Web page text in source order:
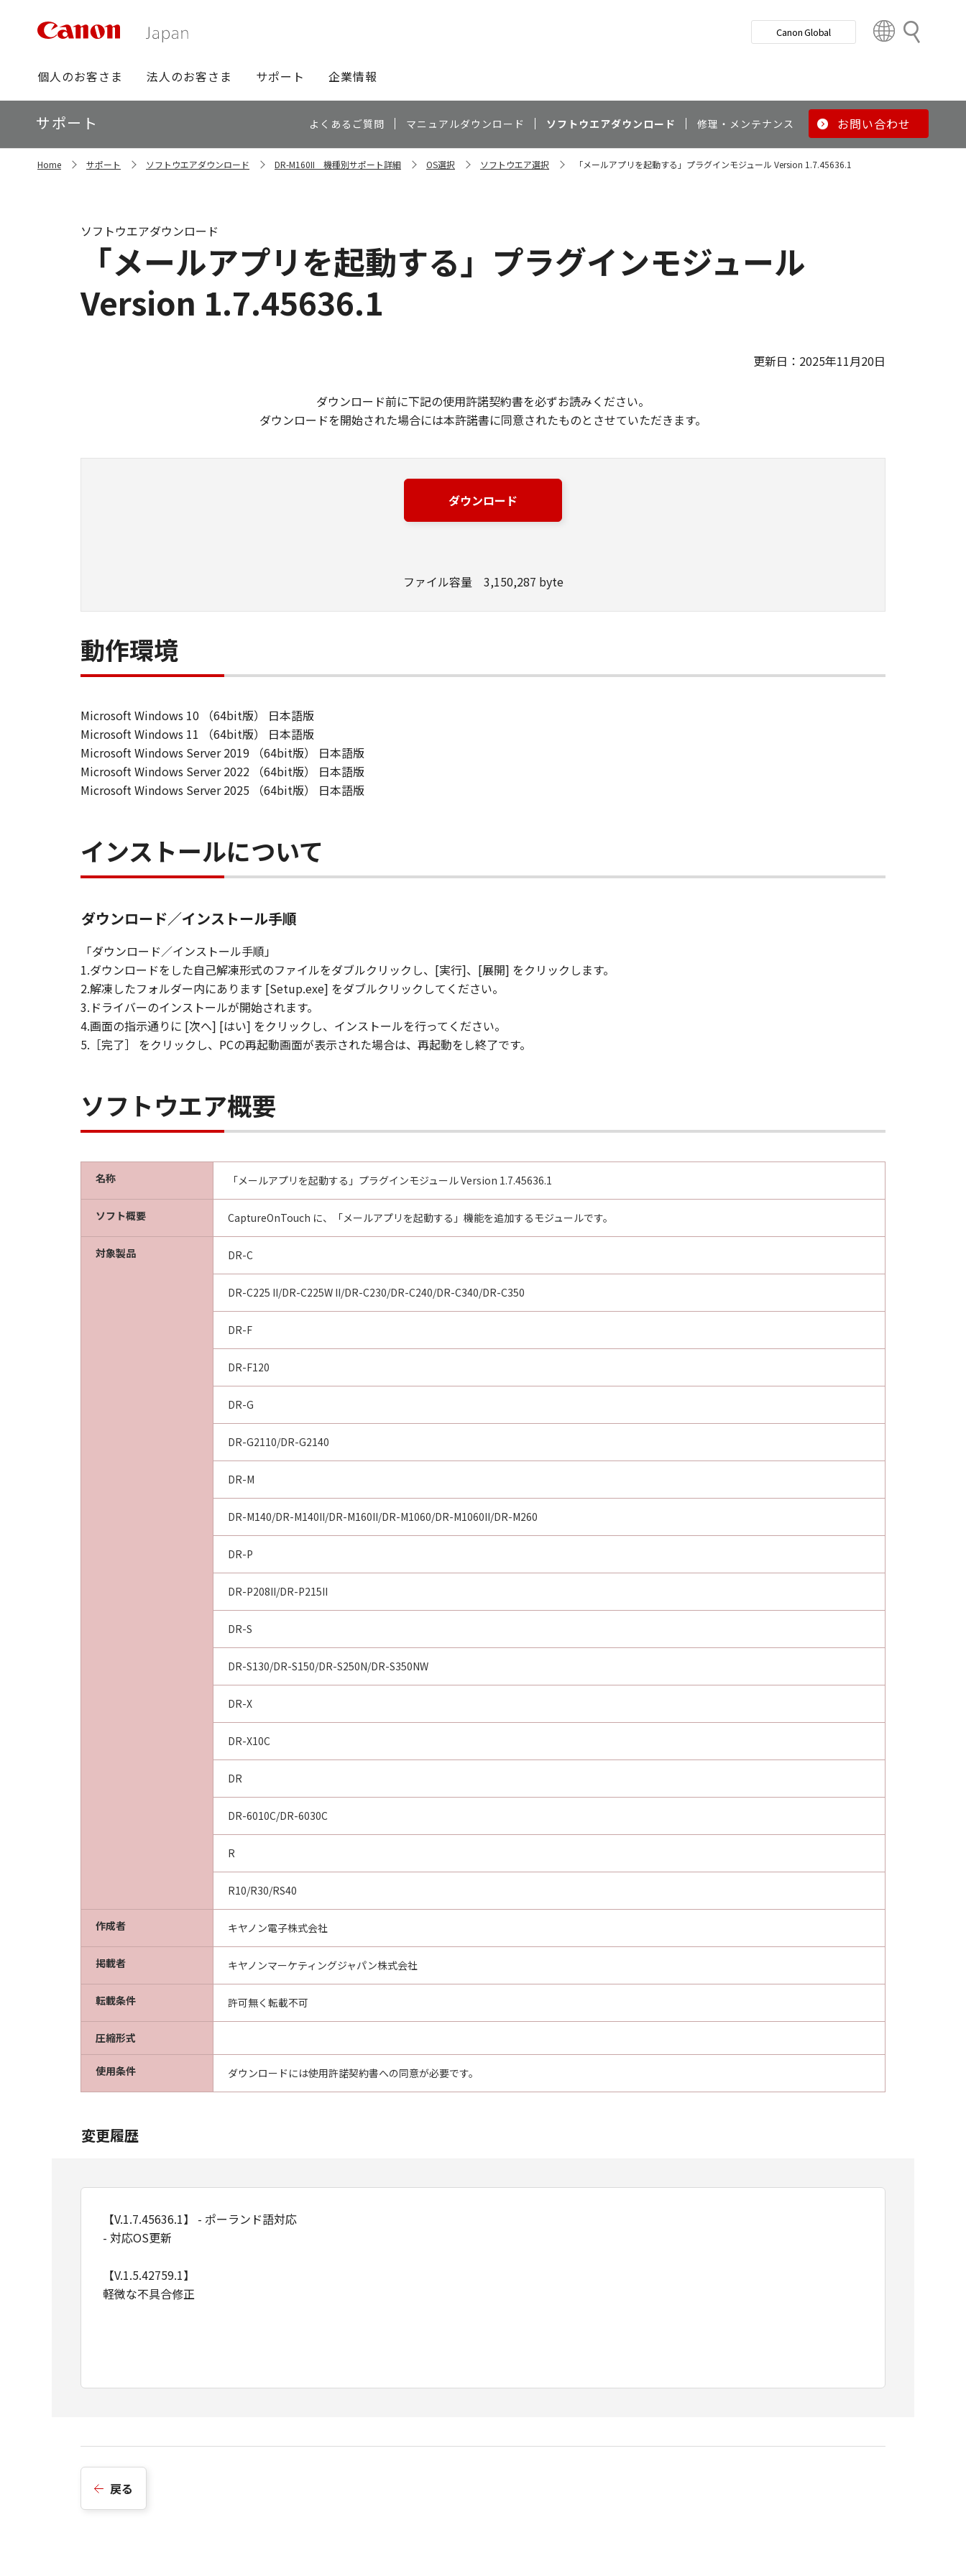
検
グ
ロ
ー
バ
ビ
個人のお客さま 法人のお客さま サポート 企業情報
Canon Global
t
y
ロ
ー
カ
ル
サポート よくあるご質問 マニュアルダウンロード ソフトウエアダウンロード 修理・メンテナンス お問い合わせ
Home サポート ソフトウエアダウンロード DR-M160II 機種別サポート詳細 OS選択 ソフトウエア選択 「メールアプリを起動する」プラグインモジュール Version 1.7.45636.1
「メールアプリを起動する」プラグインモジュール
Version 1.7.45636.1
ソフトウエアダウンロード
更新日：2025年11月20日
ダウンロード前に下記の使用許諾契約書を必ずお読みください。
ダウンロードを開始された場合には本許諾書に同意されたものとさせていただきます。
ダウンロード
ファイル容量 3,150,287 byte
動作環境
Microsoft Windows 10 （64bit版） 日本語版
Microsoft Windows 11 （64bit版） 日本語版
Microsoft Windows Server 2019 （64bit版） 日本語版
Microsoft Windows Server 2022 （64bit版） 日本語版
Microsoft Windows Server 2025 （64bit版） 日本語版
インストールについて
ダウンロード／インストール手順
「ダウンロード／インストール手順」
1.ダウンロードをした自己解凍形式のファイルをダブルクリックし、[実行]、[展開] をクリックします。
2.解凍したフォルダー内にあります [Setup.exe] をダブルクリックしてください。
3.ドライバーのインストールが開始されます。
4.画面の指示通りに [次へ] [はい] をクリックし、インストールを行ってください。
5.［完了］ をクリックし、PCの再起動画面が表示された場合は、再起動をし終了です。
ソフトウエア概要
名称 「メールアプリを起動する」プラグインモジュール Version 1.7.45636.1
ソフト概要 CaptureOnTouch に、「メールアプリを起動する」機能を追加するモジュールです。
対象製品 DR-C
DR-C225 II/DR-C225W II/DR-C230/DR-C240/DR-C340/DR-C350
DR-F
DR-F120
DR-G
DR-G2110/DR-G2140
DR-M
DR-M140/DR-M140II/DR-M160II/DR-M1060/DR-M1060II/DR-M260
DR-P
DR-P208II/DR-P215II
DR-S
DR-S130/DR-S150/DR-S250N/DR-S350NW
DR-X
DR-X10C
DR
DR-6010C/DR-6030C
R
R10/R30/RS40
作成者 キヤノン電子株式会社
掲載者 キヤノンマーケティングジャパン株式会社
転載条件 許可無く転載不可
圧縮形式
使用条件 ダウンロードには使用許諾契約書への同意が必要です。
変更履歴
【V.1.7.45636.1】 - ポーランド語対応
- 対応OS更新
【V.1.5.42759.1】
軽微な不具合修正
戻る